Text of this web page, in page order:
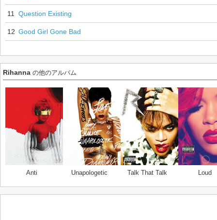
11 Question Existing
12 Good Girl Gone Bad
Rihanna の他のアルバム
Anti Unapologetic Talk That Talk Loud